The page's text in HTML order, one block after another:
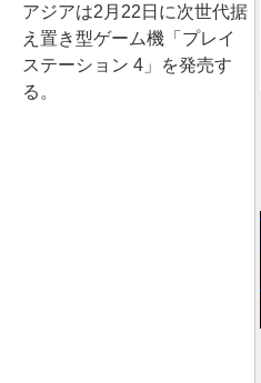
アジアは2月22日に次世代据
え置き型ゲーム機「プレイ
ステーション 4」を発売す
る。